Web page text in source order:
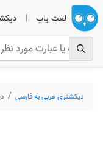
لغت یاب |
دیکشنری عربی به فارسی